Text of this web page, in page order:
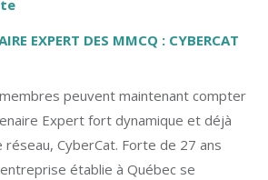
EXPERT DES MMCQ : CYBERCAT
peuvent maintenant compter
Expert fort dynamique et déjà
CyberCat. Forte de 27 ans
établie à Québec se